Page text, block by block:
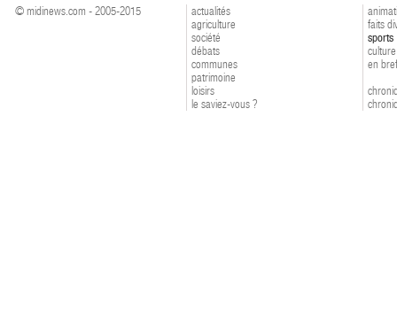
© midinews.com - 2005-2015
actualités
agriculture
société
débats
communes
patrimoine
loisirs
le saviez-vous ?
faits
sports
culture
en bref